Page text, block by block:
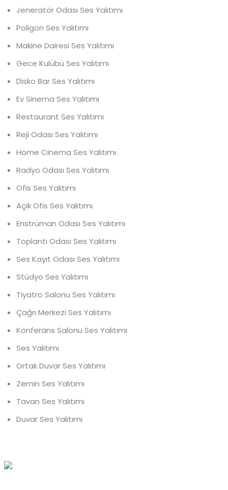
Jeneratör Odası Ses Yalıtımı
Poligon Ses Yalıtımı
Makine Dairesi Ses Yalıtımı
Gece Kulübü Ses Yalıtımı
Disko Bar Ses Yalıtımı
Ev Sinema Ses Yalıtımı
Restaurant Ses Yalıtımı
Reji Odası Ses Yalıtımı
Home Cinema Ses Yalıtımı
Radyo Odası Ses Yalıtımı
Ofis Ses Yalıtımı
Açık Ofis Ses Yalıtımı
Enstrüman Odası Ses Yalıtımı
Toplantı Odası Ses Yalıtımı
Ses Kayıt Odası Ses Yalıtımı
Stüdyo Ses Yalıtımı
Tiyatro Salonu Ses Yalıtımı
Çağrı Merkezi Ses Yalıtımı
Konferans Salonu Ses Yalıtımı
Ses Yalıtımı
Ortak Duvar Ses Yalıtımı
Zemin Ses Yalıtımı
Tavan Ses Yalıtımı
Duvar Ses Yalıtımı